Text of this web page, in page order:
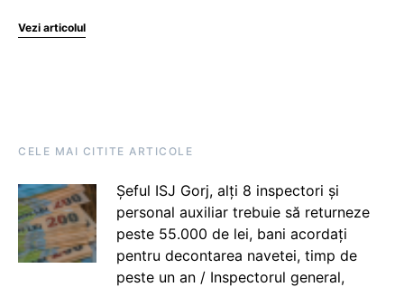
Vezi articolul
CELE MAI CITITE ARTICOLE
Șeful ISJ Gorj, alți 8 inspectori și
personal auxiliar trebuie să returneze
peste 55.000 de lei, bani acordați
pentru decontarea navetei, timp de
peste un an / Inspectorul general,